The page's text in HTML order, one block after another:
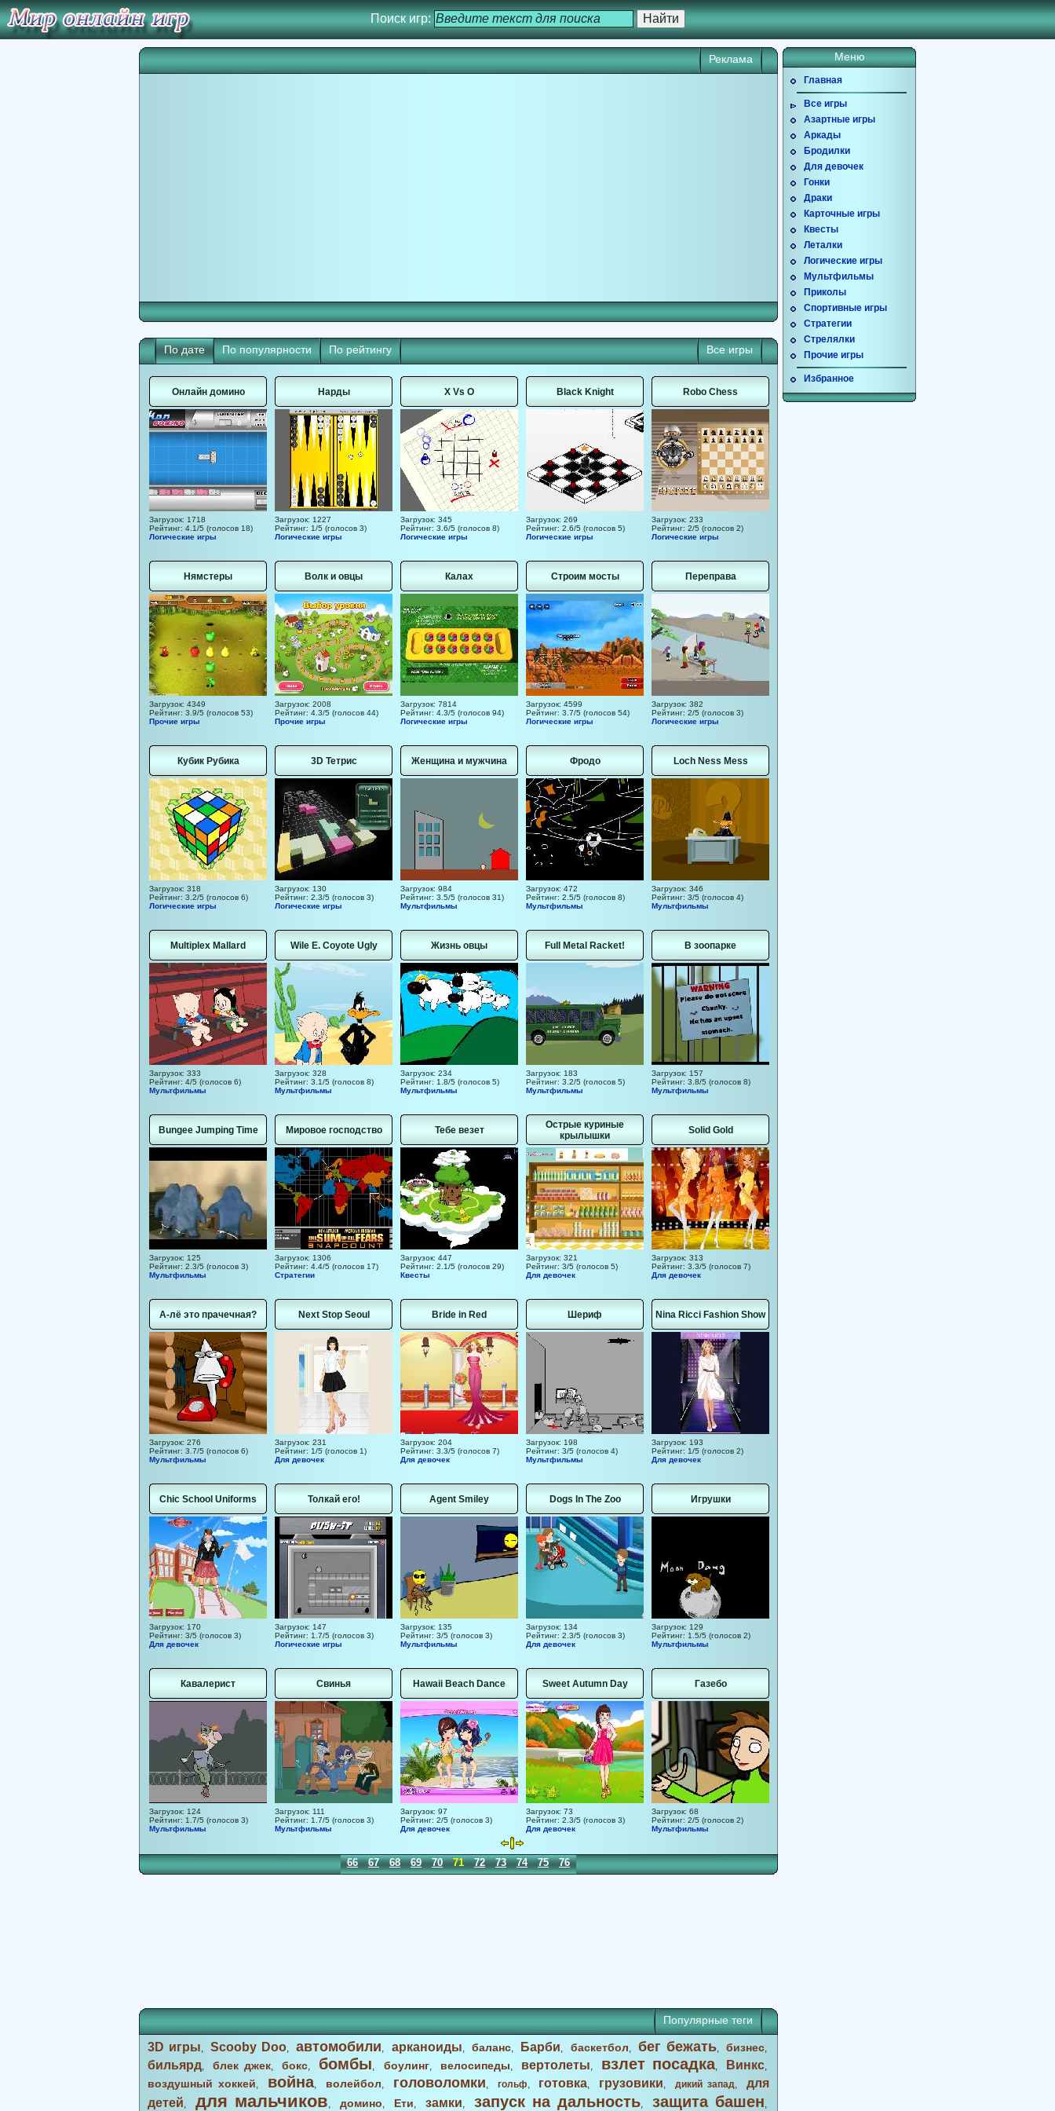
Поиск игр:
Реклама
Все игры
По дате По популярности По рейтингу
Онлайн домино
Загрузок: 1718
Рейтинг: 4.1/5 (голосов 18)
Логические игры
Нарды
Загрузок: 1227
Рейтинг: 1/5 (голосов 3)
Логические игры
X Vs O
Загрузок: 345
Рейтинг: 3.6/5 (голосов 8)
Логические игры
Black Knight
Загрузок: 269
Рейтинг: 2.6/5 (голосов 5)
Логические игры
Robo Chess
Загрузок: 233
Рейтинг: 2/5 (голосов 2)
Логические игры
Нямстеры
Загрузок: 4349
Рейтинг: 3.9/5 (голосов 53)
Прочие игры
Волк и овцы
Загрузок: 2008
Рейтинг: 4.3/5 (голосов 44)
Прочие игры
Калах
Загрузок: 7814
Рейтинг: 4.3/5 (голосов 94)
Логические игры
Строим мосты
Загрузок: 4599
Рейтинг: 3.7/5 (голосов 54)
Логические игры
Переправа
Загрузок: 382
Рейтинг: 2/5 (голосов 3)
Логические игры
Кубик Рубика
Загрузок: 318
Рейтинг: 3.2/5 (голосов 6)
Логические игры
3D Тетрис
Загрузок: 130
Рейтинг: 2.3/5 (голосов 3)
Логические игры
Женщина и мужчина
Загрузок: 984
Рейтинг: 3.5/5 (голосов 31)
Мультфильмы
Фродо
Загрузок: 472
Рейтинг: 2.5/5 (голосов 8)
Мультфильмы
Loch Ness Mess
Загрузок: 346
Рейтинг: 3/5 (голосов 4)
Мультфильмы
Multiplex Mallard
Загрузок: 333
Рейтинг: 4/5 (голосов 6)
Мультфильмы
Wile E. Coyote Ugly
Загрузок: 328
Рейтинг: 3.1/5 (голосов 8)
Мультфильмы
Жизнь овцы
Загрузок: 234
Рейтинг: 1.8/5 (голосов 5)
Мультфильмы
Full Metal Racket!
Загрузок: 183
Рейтинг: 3.2/5 (голосов 5)
Мультфильмы
В зоопарке
Загрузок: 157
Рейтинг: 3.8/5 (голосов 8)
Мультфильмы
Bungee Jumping Time
Загрузок: 125
Рейтинг: 2.3/5 (голосов 3)
Мультфильмы
Мировое господство
Загрузок: 1306
Рейтинг: 4.4/5 (голосов 17)
Стратегии
Тебе везет
Загрузок: 447
Рейтинг: 2.1/5 (голосов 29)
Квесты
Острые куриные
крылышки
Загрузок: 321
Рейтинг: 3/5 (голосов 5)
Для девочек
Solid Gold
Загрузок: 313
Рейтинг: 3.3/5 (голосов 7)
Для девочек
А-лё это прачечная?
Загрузок: 276
Рейтинг: 3.7/5 (голосов 6)
Мультфильмы
Next Stop Seoul
Загрузок: 231
Рейтинг: 1/5 (голосов 1)
Для девочек
Bride in Red
Загрузок: 204
Рейтинг: 3.3/5 (голосов 7)
Для девочек
Шериф
Загрузок: 198
Рейтинг: 3/5 (голосов 4)
Мультфильмы
Nina Ricci Fashion Show
Загрузок: 193
Рейтинг: 1/5 (голосов 2)
Для девочек
Chic School Uniforms
Загрузок: 170
Рейтинг: 3/5 (голосов 3)
Для девочек
Толкай его!
Загрузок: 147
Рейтинг: 1.7/5 (голосов 3)
Логические игры
Agent Smiley
Загрузок: 135
Рейтинг: 3/5 (голосов 3)
Мультфильмы
Dogs In The Zoo
Загрузок: 134
Рейтинг: 2.3/5 (голосов 3)
Для девочек
Игрушки
Загрузок: 129
Рейтинг: 1.5/5 (голосов 2)
Мультфильмы
Кавалерист
Загрузок: 124
Рейтинг: 1.7/5 (голосов 3)
Мультфильмы
Свинья
Загрузок: 111
Рейтинг: 1.7/5 (голосов 3)
Мультфильмы
Hawaii Beach Dance
Загрузок: 97
Рейтинг: 2/5 (голосов 3)
Для девочек
Sweet Autumn Day
Загрузок: 73
Рейтинг: 2.3/5 (голосов 3)
Для девочек
Газебо
Загрузок: 68
Рейтинг: 2/5 (голосов 2)
Мультфильмы
56 57 58 59 60 61 62 63 64 65 66 67 68 69 70 71 72 73 74 75 76 77 78 79 80 81 82 83 84 85 86
Популярные теги
3D игры,Scooby Doo,автомобили, арканоиды, баланс, Барби, баскетбол, бег бежать,бизнес,
бильярд,блек джек,бокс, бомбы, боулинг, велосипеды, вертолеты, взлет посадка, Винкс,
воздушный хоккей, война, волейбол, головоломки, гольф, готовка, грузовики,дикий запад,для
детей, для мальчиков, домино, Ети, замки, запуск на дальность, защита башен,
Меню
Главная
Все игры
Азартные игры
Аркады
Бродилки
Для девочек
Гонки
Драки
Карточные игры
Квесты
Леталки
Логические игры
Мультфильмы
Приколы
Спортивные игры
Стратегии
Стрелялки
Прочие игры
Избранное